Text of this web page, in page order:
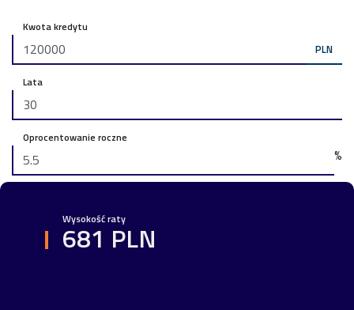
Kwota kredytu
PLN
Lata
Oprocentowanie roczne
%
Wysokość raty
681 PLN